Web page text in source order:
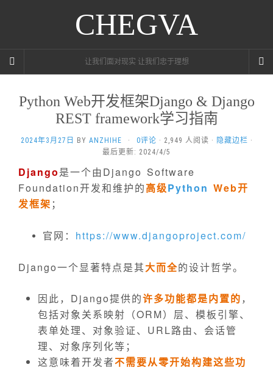
CHEGVA
让我们面对现实 让我们忠于理想
Python Web开发框架Django & Django
REST framework学习指南
2024年3月27日 BY ANZHIHE · 0评论 · 2,949 人阅读 · 隐藏边栏 ·
最后更新: 2024/4/5
Django是一个由Django Software
Foundation开发和维护的高级Python Web开
发框架 ；
官网： https://www.djangoproject.com/
Django一个显著特点是其大而全的设计哲学。
因此，Django提供的许多功能都是内置的，
包括对象关系映射（ORM）层、模板引擎、
表单处理、对象验证、URL路由、会话管
理、对象序列化等；
这意味着开发者不需要从零开始构建这些功